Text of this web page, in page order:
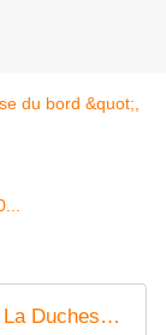
Défi canal voudrait utiliser la péniche La Duchesse-Anne